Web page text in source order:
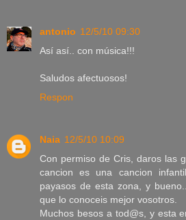
antonio 12/5/10 09:30
Así así.. con música!!!
Saludos afectuosos!
Respon
Naia 12/5/10 10:09
Con permiso de Cris, daros las
cancion es una cancion
payasos de esta zona, y
que lo conoceis mejor vosotros.
Muchos besos a tod@s, y esta